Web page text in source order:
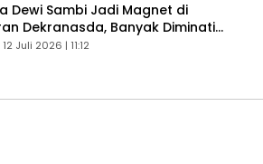
Dewi Sambi Jadi Magnet di
Dekranasda, Banyak Diminati
Juli 2026 | 11:12